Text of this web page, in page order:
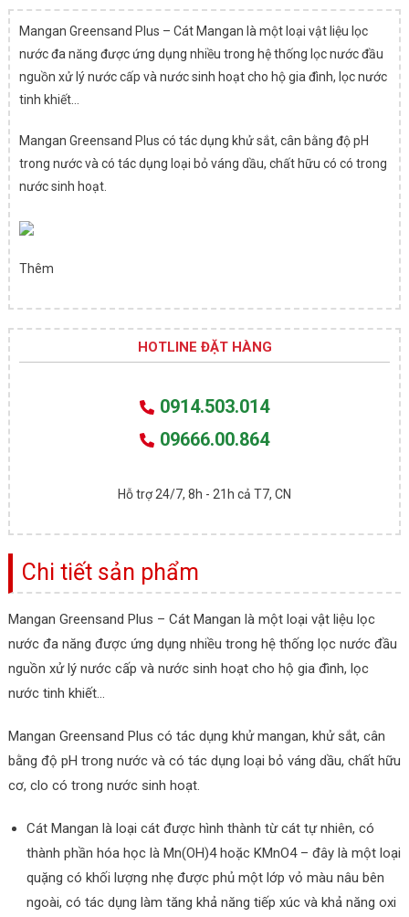
Mangan Greensand Plus – Cát Mangan là một loại vật liệu lọc
nước đa năng được ứng dụng nhiều trong hệ thống lọc nước đầu
nguồn xử lý nước cấp và nước sinh hoạt cho hộ gia đình, lọc nước
tinh khiết…
Mangan Greensand Plus có tác dụng khử sắt, cân bằng độ pH
trong nước và có tác dụng loại bỏ váng dầu, chất hữu có có trong
nước sinh hoạt.
Thêm
HOTLINE ĐẶT HÀNG
0914.503.014
09666.00.864
Hỗ trợ 24/7, 8h - 21h cả T7, CN
Chi tiết sản phẩm
Mangan Greensand Plus – Cát Mangan là một loại vật liệu lọc
nước đa năng được ứng dụng nhiều trong hệ thống lọc nước đầu
nguồn xử lý nước cấp và nước sinh hoạt cho hộ gia đình, lọc
nước tinh khiết…
Mangan Greensand Plus có tác dụng khử mangan, khử sắt, cân
bằng độ pH trong nước và có tác dụng loại bỏ váng dầu, chất hữu
cơ, clo có trong nước sinh hoạt.
Cát Mangan là loại cát được hình thành từ cát tự nhiên, có
thành phần hóa học là Mn(OH)4 hoặc KMnO4 – đây là một loại
quặng có khối lượng nhẹ được phủ một lớp vỏ màu nâu bên
ngoài, có tác dụng làm tăng khả năng tiếp xúc và khả năng oxi